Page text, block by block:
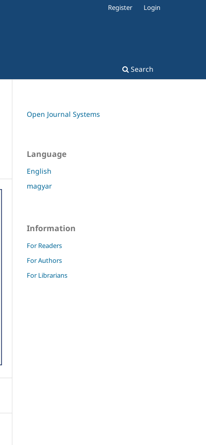
Search
Register Login
Open Journal Systems
Language
English
magyar
Information
For Readers
For Authors
For Librarians